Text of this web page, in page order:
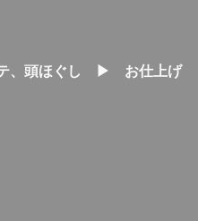
頭ほぐし ▶ お仕上げ